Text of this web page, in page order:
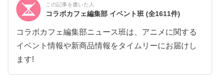
この記事を書いた人
コラボカフェ編集部 イベント班(全1611件)
コラボカフェ編集部ニュース班は、アニメに関する
イベント情報や新商品情報をタイムリーにお届けし
ます!